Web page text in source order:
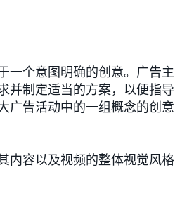
一个意图明确的创意。广告主
并制定适当的方案，以便指导
广告活动中的一组概念的创意
内容以及视频的整体视觉风格